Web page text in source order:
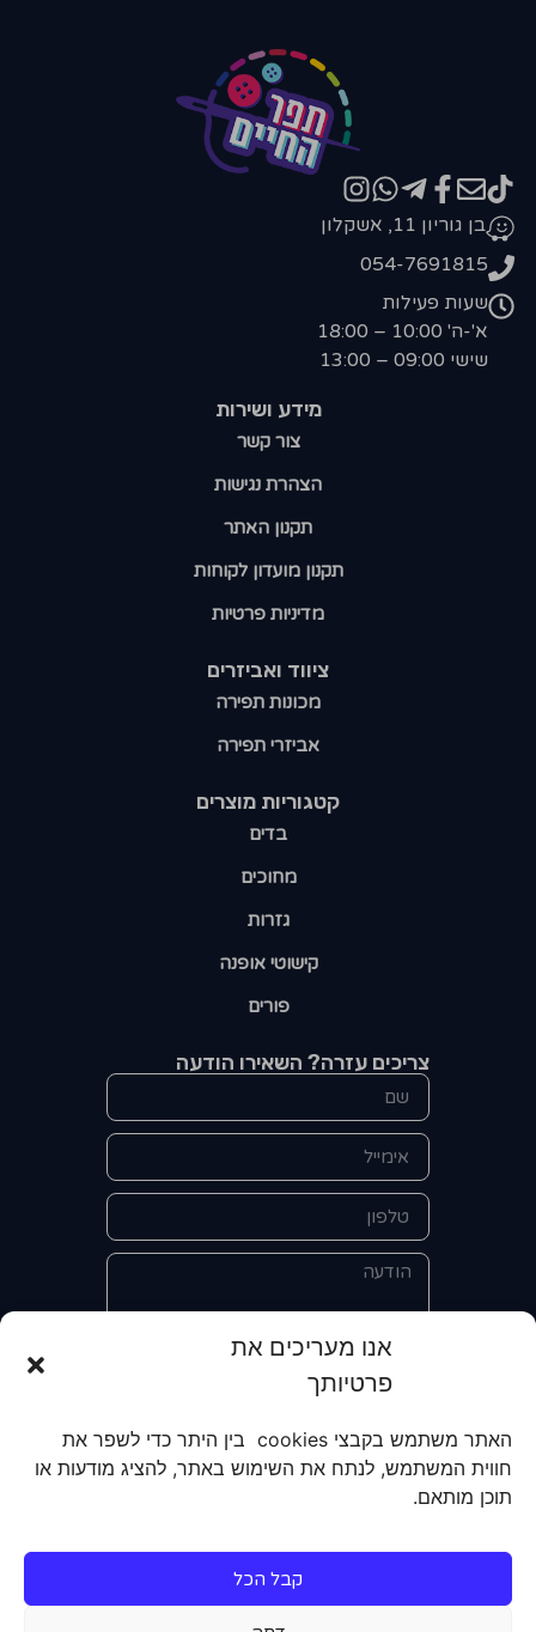
אנו מעריכים את
פרטיותך
האתר משתמש בקבצי cookies בין היתר כדי לשפר את
חווית המשתמש, לנתח את השימוש באתר, להציג מודעות או
תוכן מותאם.
קבל הכל
קטגוריות מוצרים​
בדים
מחוכים
גזרות
קישוטי אופנה
פורים
ציווד ואביזרים
מכונות תפירה
אביזרי תפירה
מידע ושירות
צור קשר
הצהרת נגישות
תקנון האתר
תקנון מועדון לקוחות
מדיניות פרטיות
בן גוריון 11, אשקלון
054-7691815
שעות פעילות
א'-ה' 10:00 – 18:00
שישי 09:00 – 13:00
צריכים עזרה? השאירו הודעה
אני מאשר/ת את מסירת הפרטים
קבלת מידע על מוצרים, שירותים, מועדון
לקוחות. אני מודע/ת שאוכל לבטל את
הרישום שלי בכל עת ושעל מסירת הפרטים